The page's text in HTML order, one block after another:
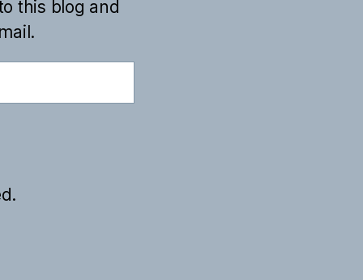
this blog and